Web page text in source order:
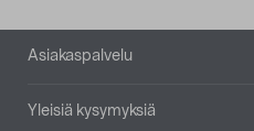
Alatunniste
Asiakaspalvelu
Yleisiä kysymyksiä